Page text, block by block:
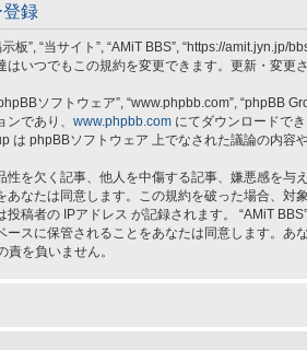
録
示板”, “当サイト”, “AMiT BBS”, “https://
はいつでもこの規約を変更できます。更新・変更
ソフトウェア”, “www.phpbb.com”, “phpBB
であり、 www.phpbb.com にてダウンロードで
は phpBBソフトウェア 上でなされた議論の内
性を欠く記事、他人を中傷する記事、嫌悪感を
あなたは同意します。この規約を破った場合、
投稿者の IPアドレス が記録されます。 “AMiT
ースに保管されることをあなたは同意します。あ
責を負いません。